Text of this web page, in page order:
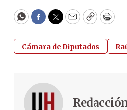
WhatsApp
Facebook
Twitter
EmailCopyPrint
Cámara de Diputados